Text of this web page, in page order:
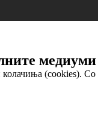
медиуми
(cookies).